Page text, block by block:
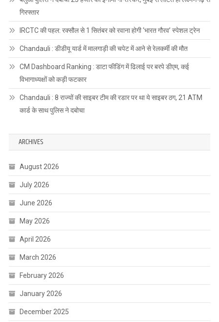
गिरफ्तार
IRCTC की पहल: रक्सौल से 1 सितंबर को रवाना होगी ‘भारत गौरव’ स्पेशल ट्रेन
Chandauli : डीडीयू यार्ड में मालगाड़ी की चपेट में आने से रेलकर्मी की मौत
CM Dashboard Ranking : डाटा फीडिंग में ढिलाई पर बरपे डीएम, कई
विभागाध्यक्षों को कड़ी फटकार
Chandauli : 8 राज्यों की साइबर टीम की रडार पर था ये साइबर ठग, 21 ATM
कार्ड के साथ पुलिस ने दबोचा
ARCHIVES
August 2026
July 2026
June 2026
May 2026
April 2026
March 2026
February 2026
January 2026
December 2025